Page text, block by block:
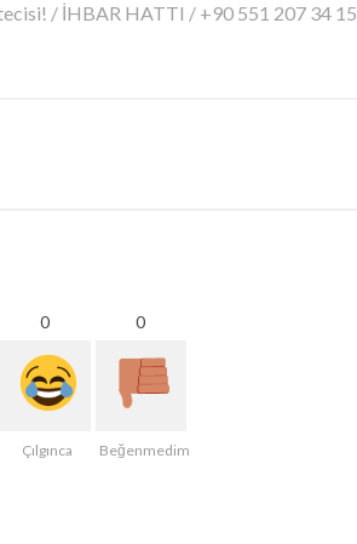
/ İHBAR HATTI / +90 551 207 34 15
0
Çılgınca
0
Beğenmedim